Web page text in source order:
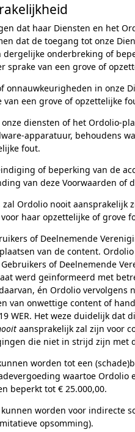
dat haar Diensten en het
dat de toegang tot onze
onderbreking of
sprake van een grove of
onnauwkeurigheden in onze
een grove of opzettelijke
diensten of het Ordolio-
apparatuur, behoudens
fout.
of beperking van de
van deze Voorwaarden of
Ordolio nooit aansprakelijk
haar opzettelijke of grove
of Deelnemende
van de content.
of Deelnemende
werd geïnformeerd met
én Ordolio vervolgens
van onwettige content of
WER. Het weze duidelijk dat
aansprakelijk zal zijn voor
die niet in strijd zijn met
worden tot een
waartoe Ordolio
beperkt tot € 25.000,00.
worden voor indirecte
opsomming).